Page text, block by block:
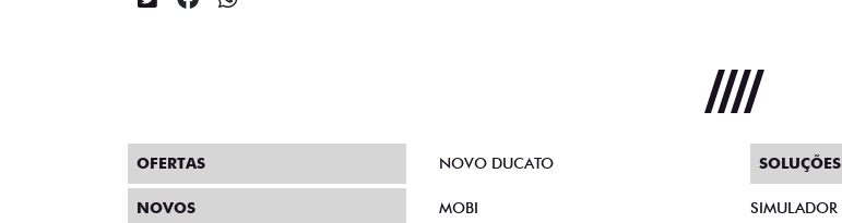
OFERTAS
NOVOS
NOVO DUCATO
MOBI